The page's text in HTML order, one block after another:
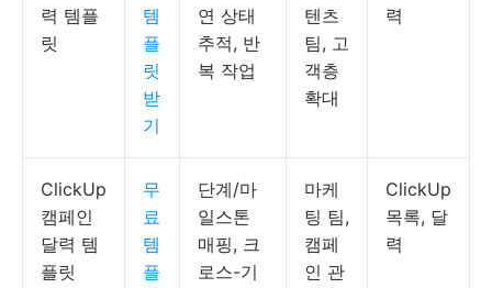
력 템플
릿
템
플
릿
받
기
연 상태
추적, 반
복 작업
텐츠
팀, 고
객층
확대
력
ClickUp
캠페인
달력 템
플릿
무
료
템
플
단계/마
일스톤
매핑, 크
로스-기
마케
팅 팀,
캠페
인 관
ClickUp
목록, 달
력